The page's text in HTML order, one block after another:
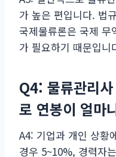
가 높은 편입니다. 법
국제물류론은 국제 무
가 필요하기 때문입니
Q4: 물류관리
로 연봉이 얼마
A4: 기업과 개인 상황
경우 5~10%, 경력자